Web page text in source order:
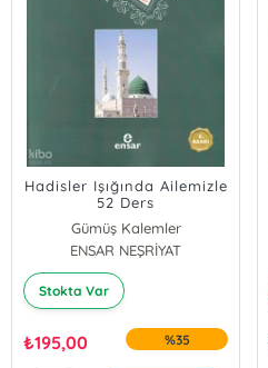
Hadisler Işığında Ailemizle
52 Ders
Gümüş Kalemler
ENSAR NEŞRİYAT
Stokta Var
₺195,00 %35